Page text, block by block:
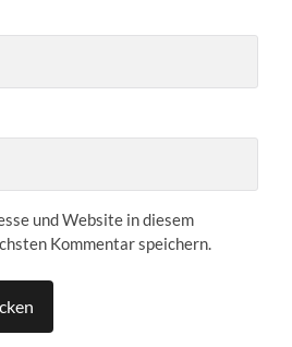
und Website in diesem
Kommentar speichern.